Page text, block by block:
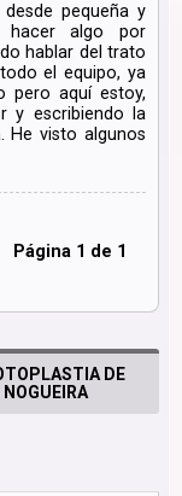
pequeña y
hacer algo por
hablar del trato
el equipo, ya
pero aquí estoy,
y escribiendo la
He visto algunos
Página 1 de 1
DE